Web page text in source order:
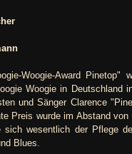
Woogie-Award Pinetop"
Woogie in Deutschland
und Sänger Clarence
Preis wurde im Abstand
sich wesentlich der Pflege
Blues.